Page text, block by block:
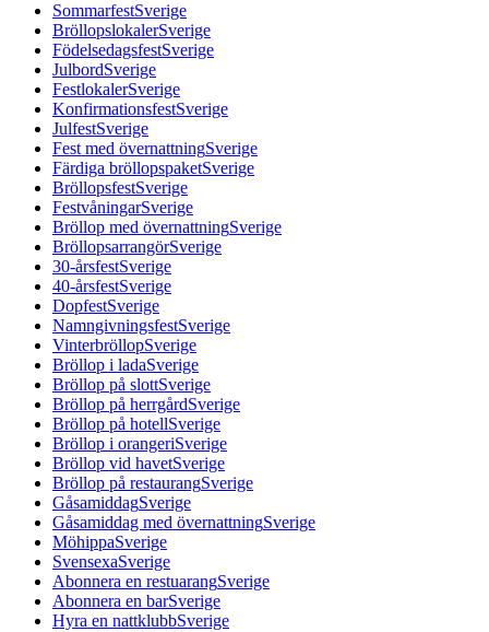
SommarfestSverige
BröllopslokalerSverige
FödelsedagsfestSverige
JulbordSverige
FestlokalerSverige
KonfirmationsfestSverige
JulfestSverige
Fest med övernattningSverige
Färdiga bröllopspaketSverige
BröllopsfestSverige
FestvåningarSverige
Bröllop med övernattningSverige
BröllopsarrangörSverige
30-årsfestSverige
40-årsfestSverige
DopfestSverige
NamngivningsfestSverige
VinterbröllopSverige
Bröllop i ladaSverige
Bröllop på slottSverige
Bröllop på herrgårdSverige
Bröllop på hotellSverige
Bröllop i orangeriSverige
Bröllop vid havetSverige
Bröllop på restaurangSverige
GåsamiddagSverige
Gåsamiddag med övernattningSverige
MöhippaSverige
SvensexaSverige
Abonnera en restuarangSverige
Abonnera en barSverige
Hyra en nattklubbSverige